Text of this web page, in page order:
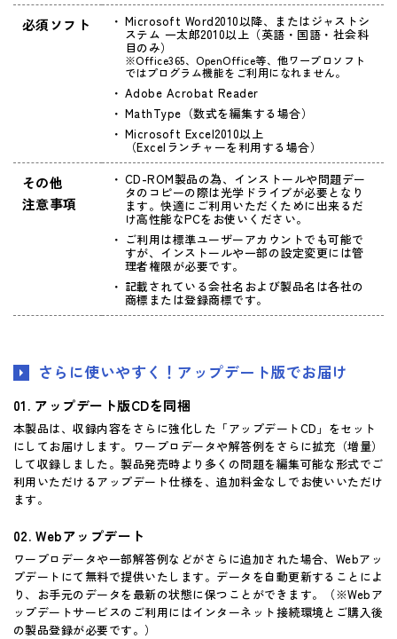
必須ソフト Microsoft Word2010以降、またはジャストシ
ステム 一太郎2010以上（英語・国語・社会科
目のみ）
※Office365、OpenOffice等、他ワープロソフト
ではプログラム機能をご利用になれません。
Adobe Acrobat Reader
MathType（数式を編集する場合）
Microsoft Excel2010以上
（Excelランチャーを利用する場合）
その他
注意事項
CD-ROM製品の為、インストールや問題デー
タのコピーの際は光学ドライブが必要となり
ます。快適にご利用いただくために出来るだ
け高性能なPCをお使いください。
ご利用は標準ユーザーアカウントでも可能で
すが、インストールや一部の設定変更には管
理者権限が必要です。
記載されている会社名および製品名は各社の
商標または登録商標です。
さらに使いやすく！アップデート版でお届け
アップデート版CDを同梱
本製品は、収録内容をさらに強化した「アップデートCD」をセット
にしてお届けします。ワープロデータや解答例をさらに拡充（増量）
して収録しました。製品発売時より多くの問題を編集可能な形式でご
利用いただけるアップデート仕様を、追加料金なしでお使いいただけ
ます。
Webアップデート
ワープロデータや一部解答例などがさらに追加された場合、Webアッ
プデートにて無料で提供いたします。データを自動更新することによ
り、お手元のデータを最新の状態に保つことができます。（※Webア
ップデートサービスのご利用にはインターネット接続環境とご購入後
の製品登録が必要です。）